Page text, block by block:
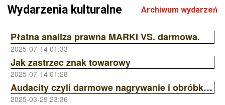
Wydarzenia kulturalne Archiwum wydarzeń
Płatna analiza prawna MARKI VS. darmowa.
2025-07-14 01:33
Jak zastrzec znak towarowy
2025-07-14 01:28
Audacity czyli darmowe nagrywanie i obróbka dźwięku
2025-03-29 23:36